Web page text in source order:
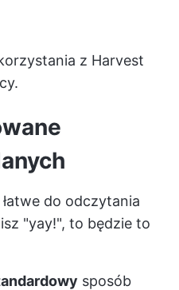
z Harvest
do odczytania
"yay!", to będzie to
sposób